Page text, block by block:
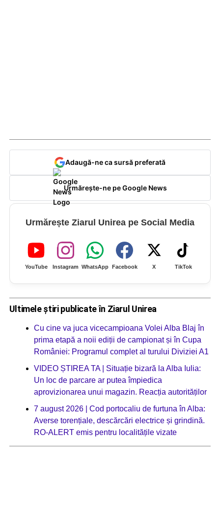
Adaugă-ne ca sursă preferată
Urmărește-ne pe Google News
Urmărește Ziarul Unirea pe Social Media
YouTube Instagram WhatsApp Facebook X TikTok
Ultimele știri publicate în Ziarul Unirea
Cu cine va juca vicecampioana Volei Alba Blaj în
prima etapă a noii ediții de campionat și în Cupa
României: Programul complet al turului Diviziei A1
VIDEO ȘTIREA TA | Situație bizară la Alba Iulia:
Un loc de parcare ar putea împiedica
aprovizionarea unui magazin. Reacția autorităților
7 august 2026 | Cod portocaliu de furtuna în Alba:
Averse torențiale, descărcări electrice și grindină.
RO-ALERT emis pentru localitățile vizate